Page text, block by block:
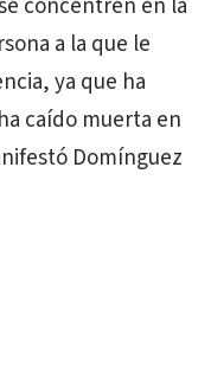
concentren en la
a la que le
ya que ha
caído muerta en
Domínguez